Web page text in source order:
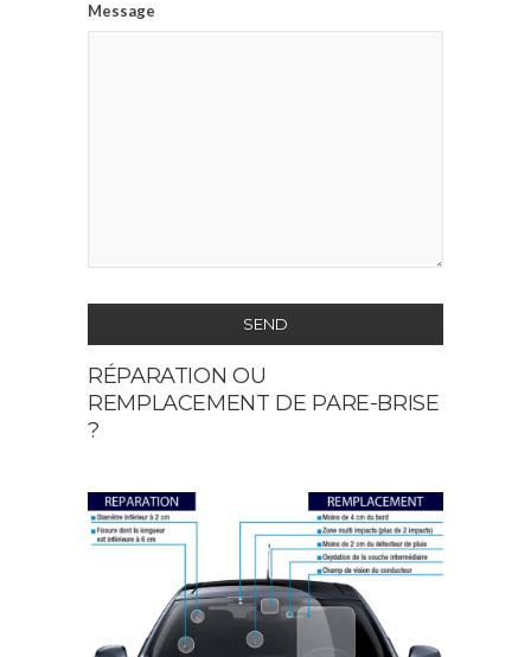
Message
SEND
This
field
should
left
blank
RÉPARATION OU
REMPLACEMENT DE PARE-BRISE
?